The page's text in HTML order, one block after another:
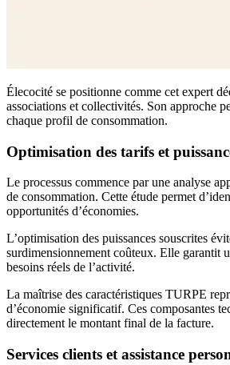
Élecocité se positionne comme cet expert
associations et collectivités. Son approche
chaque profil de consommation.
Optimisation des tarifs et
Le processus commence par une analyse
de consommation. Cette étude permet
opportunités d’économies.
L’optimisation des puissances souscrites
surdimensionnement coûteux. Elle garantit
besoins réels de l’activité.
La maîtrise des caractéristiques TURPE
d’économie significatif. Ces composantes
directement le montant final de la facture.
Services clients et assistance